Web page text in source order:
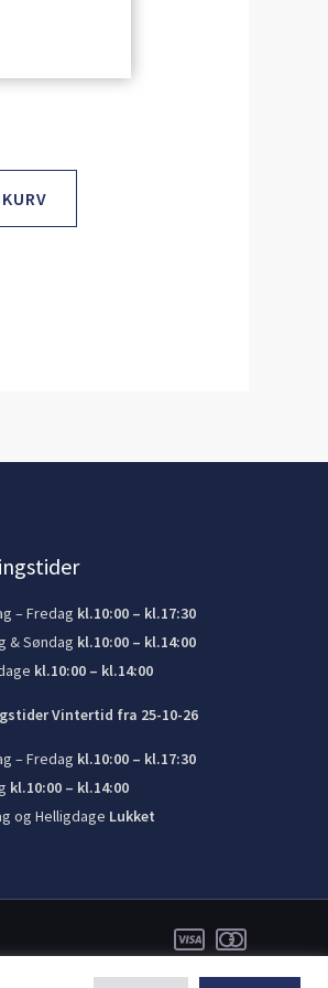
– Fredag kl.10:00 – kl.17:30
& Søndag kl.10:00 – kl.14:00
kl.10:00 – kl.14:00
Vintertid fra 25-10-26
– Fredag kl.10:00 – kl.17:30
kl.10:00 – kl.14:00
og Helligdage Lukket